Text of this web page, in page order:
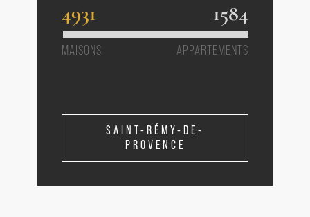
4931 1584
MAISONS APPARTEMENTS
SAINT-RÉMY-DE-
PROVENCE